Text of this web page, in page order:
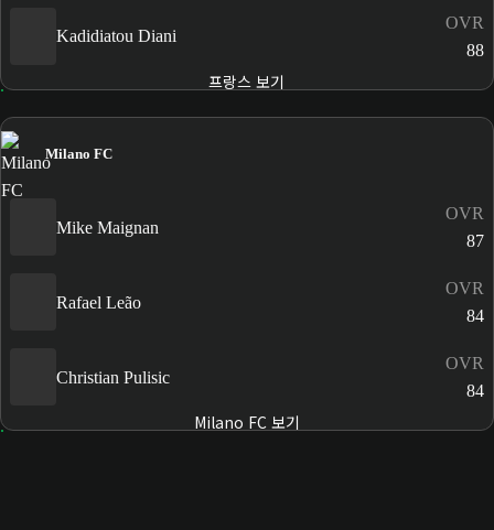
Kadidiatou Diani
OVR
88
프랑스 보기
Milano FC
Mike Maignan
OVR
87
Rafael Leão
OVR
84
Christian Pulisic
OVR
84
Milano FC 보기